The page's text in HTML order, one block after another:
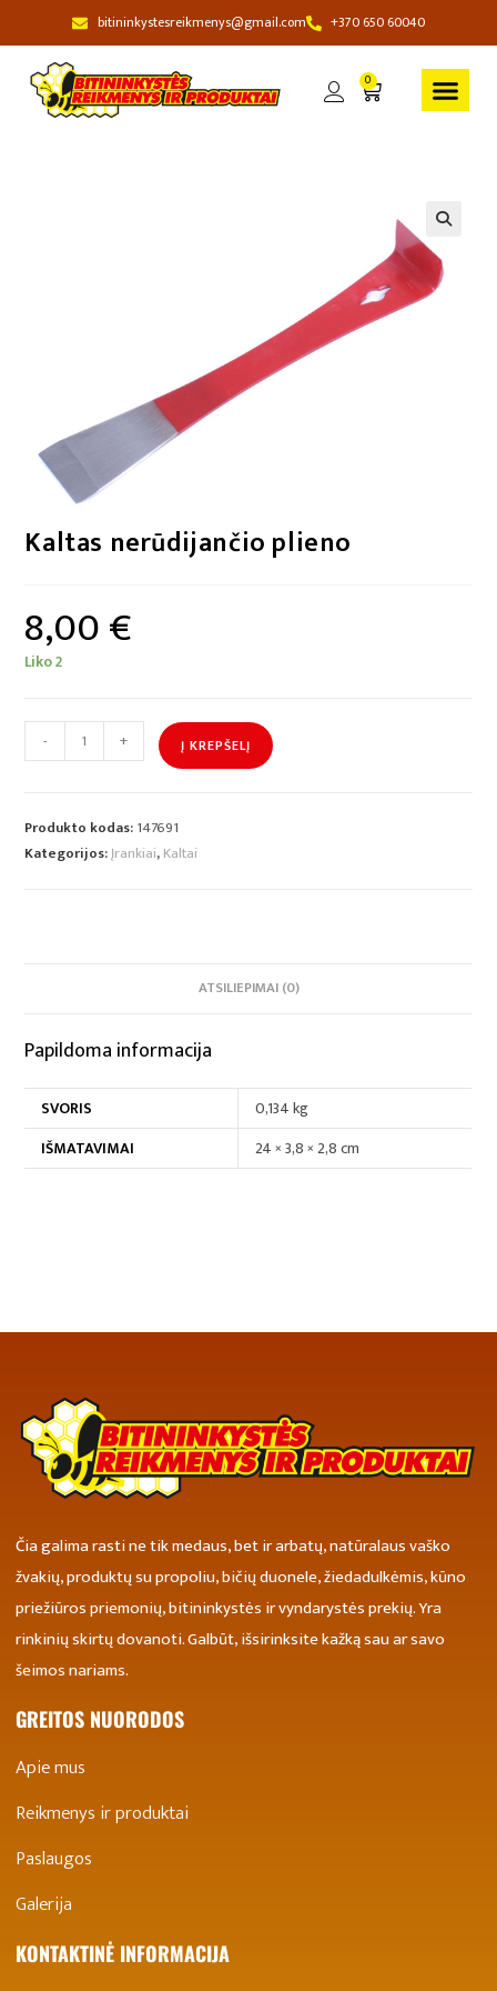
bitininkystesreikmenys@gmail.com +370 650 60040
0
Kaltas nerūdijančio plieno
8,00€
Liko 2
- + Į KREPŠELĮ
Produkto kodas:147691
Kategorijos:Įrankiai,Kaltai
ATSILIEPIMAI (0)
Papildoma informacija
SVORIS
0,134 kg
IŠMATAVIMAI
24 × 3,8 × 2,8 cm
Čia galima rasti ne tik medaus, bet ir arbatų, natūralaus vaško
žvakių, produktų su propoliu, bičių duonele, žiedadulkėmis, kūno
priežiūros priemonių, bitininkystės ir vyndarystės prekių. Yra
rinkinių skirtų dovanoti. Galbūt, išsirinksite kažką sau ar savo
šeimos nariams.
GREITOS NUORODOS
Apie mus
Reikmenys ir produktai
Paslaugos
Galerija
KONTAKTINĖ INFORMACIJA